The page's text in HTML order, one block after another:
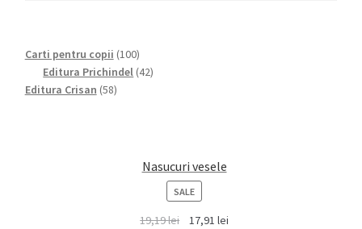
Carti pentru copii 100100
products
Editura Prichindel 4242
Editura Crisan 5858
Nasucuri vesele
SALEPRODUCT
ON
SALE
19,19lei 17,91 lei